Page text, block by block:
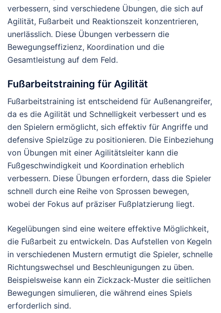
verbessern, sind verschiedene Übungen, die sich auf
Agilität, Fußarbeit und Reaktionszeit konzentrieren,
unerlässlich. Diese Übungen verbessern die
Bewegungseffizienz, Koordination und die
Gesamtleistung auf dem Feld.
Fußarbeitstraining für Agilität
Fußarbeitstraining ist entscheidend für Außenangreifer,
da es die Agilität und Schnelligkeit verbessert und es
den Spielern ermöglicht, sich effektiv für Angriffe und
defensive Spielzüge zu positionieren. Die Einbeziehung
von Übungen mit einer Agilitätsleiter kann die
Fußgeschwindigkeit und Koordination erheblich
verbessern. Diese Übungen erfordern, dass die Spieler
schnell durch eine Reihe von Sprossen bewegen,
wobei der Fokus auf präziser Fußplatzierung liegt.
Kegelübungen sind eine weitere effektive Möglichkeit,
die Fußarbeit zu entwickeln. Das Aufstellen von Kegeln
in verschiedenen Mustern ermutigt die Spieler, schnelle
Richtungswechsel und Beschleunigungen zu üben.
Beispielsweise kann ein Zickzack-Muster die seitlichen
Bewegungen simulieren, die während eines Spiels
erforderlich sind.